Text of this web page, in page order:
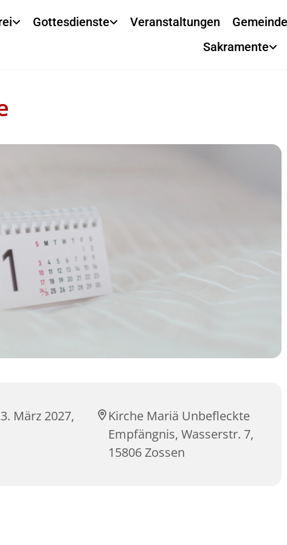
Gottesdienste Veranstaltungen
Sakramente
März 2027,
Kirche Mariä Unbefleckte
Empfängnis, Wasserstr. 7,
15806 Zossen